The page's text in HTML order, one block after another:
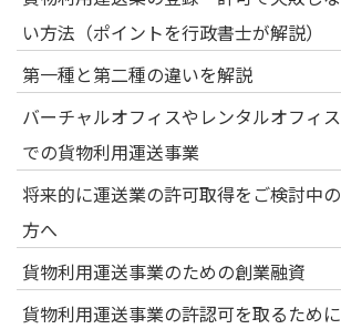
い方法（ポイントを行政書士が解説）
第一種と第二種の違いを解説
バーチャルオフィスやレンタルオフィス
での貨物利用運送事業
将来的に運送業の許可取得をご検討中の
方へ
貨物利用運送事業のための創業融資
貨物利用運送事業の許認可を取るために